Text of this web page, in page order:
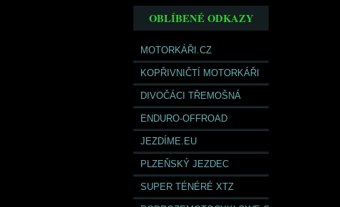
OBLÍBENÉ ODKAZY
MOTORKÁŘI.CZ
KOPŘIVNIČTÍ MOTORKÁŘI
DIVOČÁCI TŘEMOŠNÁ
ENDURO-OFFROAD
JEZDÍME.EU
PLZEŇSKÝ JEZDEC
SUPER TÉNÉRÉ XTZ